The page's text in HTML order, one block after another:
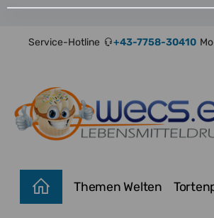
Service-Hotline +43-7758-30410
Themen Welten